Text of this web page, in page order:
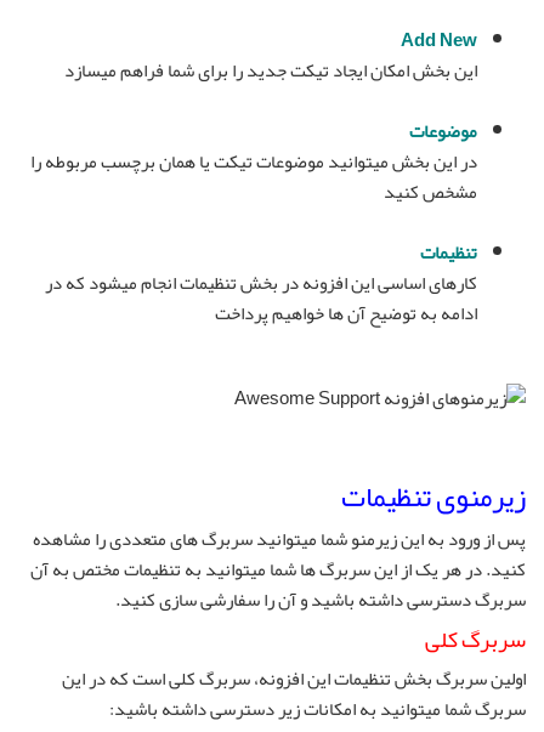
Add New
این بخش امکان ایجاد تیکت جدید را برای شما فراهم میسازد
موضوعات
در این بخش میتوانید موضوعات تیکت یا همان برچسب مربوطه را
مشخص کنید
تنظیمات
کارهای اساسی این افزونه در بخش تنظیمات انجام میشود که در
ادامه به توضیح آن ها خواهیم پرداخت
زیرمنوی تنظیمات
پس از ورود به این زیرمنو شما میتوانید سربرگ های متعددی را مشاهده
کنید. در هر یک از این سربرگ ها شما میتوانید به تنظیمات مختص به آن
سربرگ دسترسی داشته باشید و آن را سفارشی سازی کنید.
سربرگ کلی
اولین سربرگ بخش تنظیمات این افزونه، سربرگ کلی است که در این
سربرگ شما میتوانید به امکانات زیر دسترسی داشته باشید: